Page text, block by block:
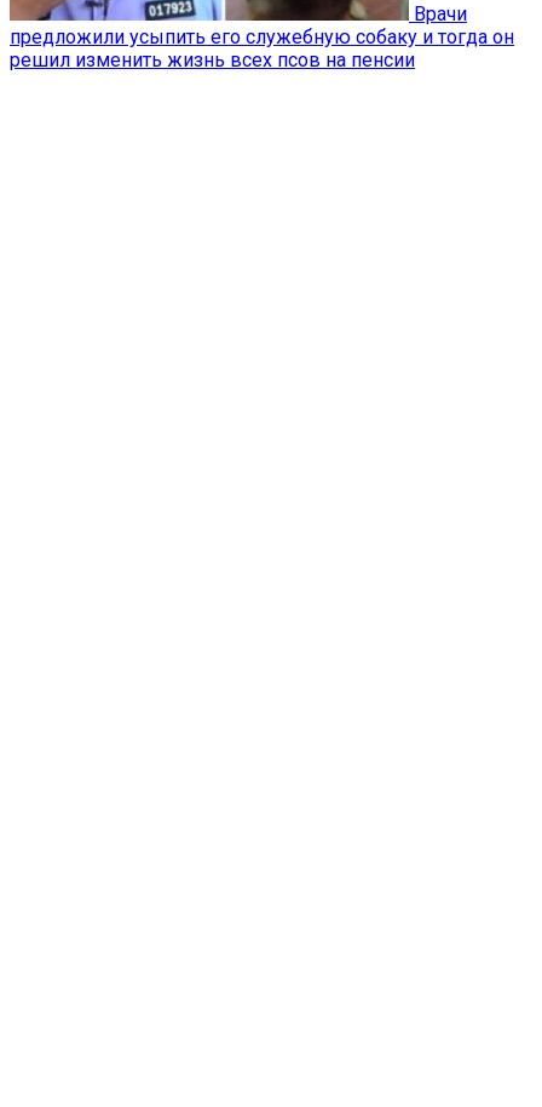
Врачи
предложили усыпить его служебную собаку и тогда он
решил изменить жизнь всех псов на пенсии